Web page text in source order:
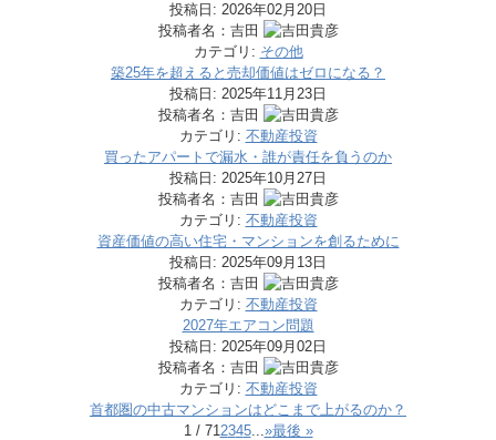
投稿日: 2026年02月20日
投稿者名：吉田
カテゴリ: その他
築25年を超えると売却価値はゼロになる？
投稿日: 2025年11月23日
投稿者名：吉田
カテゴリ: 不動産投資
買ったアパートで漏水・誰が責任を負うのか
投稿日: 2025年10月27日
投稿者名：吉田
カテゴリ: 不動産投資
資産価値の高い住宅・マンションを創るために
投稿日: 2025年09月13日
投稿者名：吉田
カテゴリ: 不動産投資
2027年エアコン問題
投稿日: 2025年09月02日
投稿者名：吉田
カテゴリ: 不動産投資
首都圏の中古マンションはどこまで上がるのか？
1 / 712345...»最後 »